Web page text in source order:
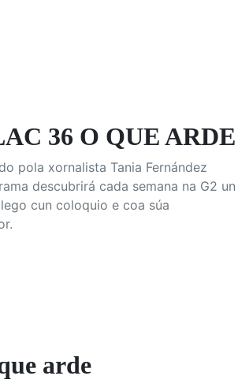
36 O QUE ARDE
pola xornalista Tania Fernández
descubrirá cada semana na G2 un
cun coloquio e coa súa
arde